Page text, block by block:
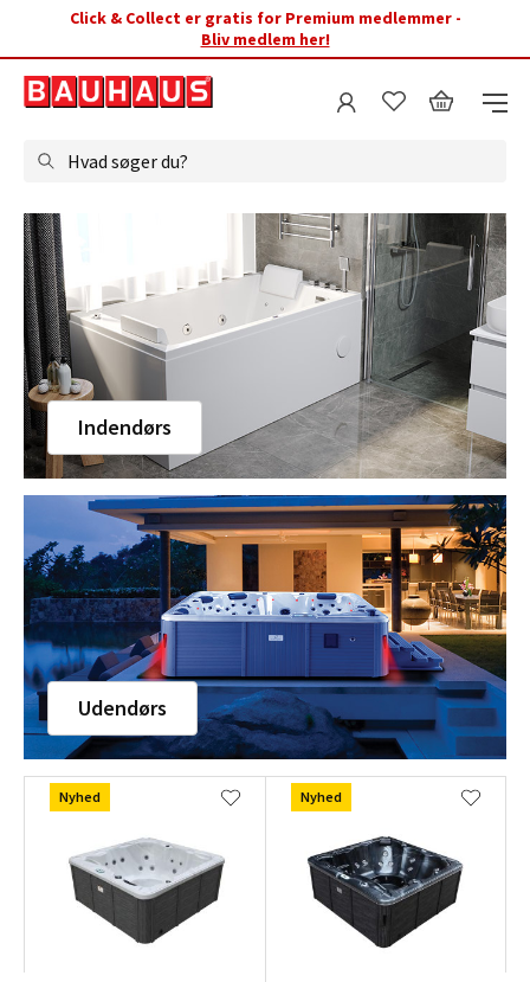
Click & Collect er gratis for Premium medlemmer -
Bliv medlem her!
Hvad søger du?
Indendørs
Udendørs
Nyhed Nyhed